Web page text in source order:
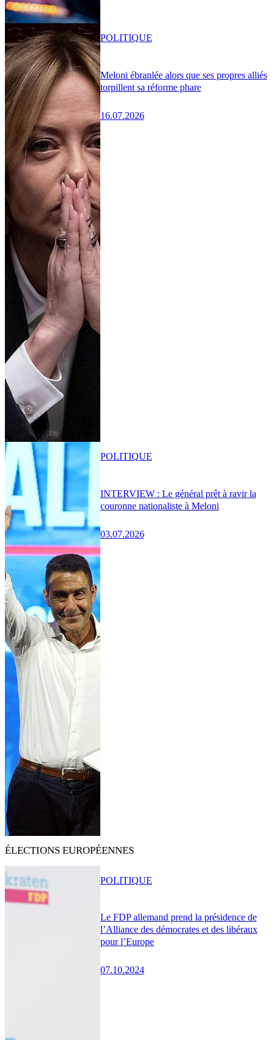
Meloni ébranlée alors que ses propres alliés
torpillent sa réforme phare
16.07.2026
POLITIQUE
INTERVIEW : Le général prêt à ravir la
couronne nationaliste à Meloni
03.07.2026
POLITIQUE
ÉLECTIONS EUROPÉENNES
Le FDP allemand prend la présidence de
l’Alliance des démocrates et des libéraux
pour l’Europe
07.10.2024
POLITIQUE